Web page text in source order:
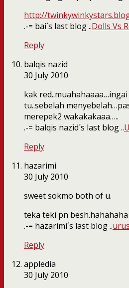
http://
.-= bai´s last blog ..Dolls Vs
Reply
balqis nazid
30 July 2010
kak
tu..sebelah
merepek2 wakakakaaa…..
.-= balqis nazid´s last blog ..
Reply
hazarimi
30 July 2010
sweet sokmo both of u.
teka teki pn besh.hahahaha
.-= hazarimi´s last blog ..
Reply
appledia
30 July 2010